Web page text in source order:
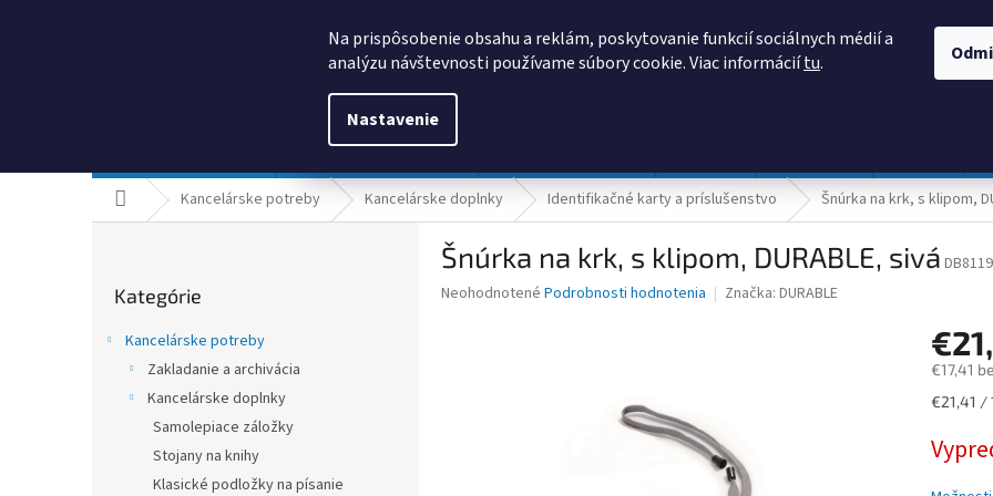
Na prispôsobenie obsahu a reklám, poskytovanie funkcií sociálnych médií a
analýzu návštevnosti používame súbory cookie. Viac informáciítu.
Nastavenie
DomovKancelárske potreby Kancelárske doplnky Identifikačné karty a príslušenstvo Šnúrka na krk, s klipom,
kategórie
Kategórie
Kancelárske potreby
Zakladanie a archivácia
Kancelárske doplnky
Samolepiace záložky
Stojany na knihy
Klasické podložky na písanie
Šnúrka na krk, s klipom, DURABLE, sivá
Priemerné
Neohodnotené Podrobnosti hodnotenia Značka: DURABLE
€17,41
€21,41 /